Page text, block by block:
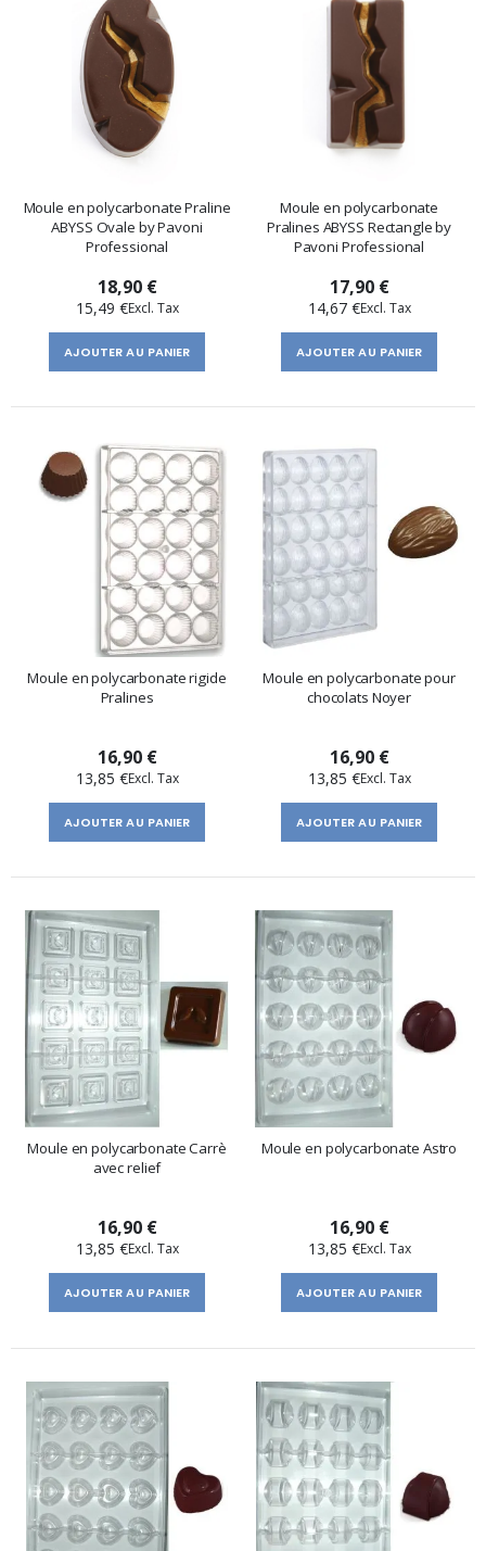
Moule en polycarbonate Praline
ABYSS Ovale by Pavoni
Professional
18,90 €
15,49 €
AJOUTER AU PANIER
Moule en polycarbonate
Pralines ABYSS Rectangle by
Pavoni Professional
17,90 €
14,67 €
AJOUTER AU PANIER
Moule en polycarbonate rigide
Pralines
16,90 €
13,85 €
AJOUTER AU PANIER
Moule en polycarbonate pour
chocolats Noyer
16,90 €
13,85 €
AJOUTER AU PANIER
Moule en polycarbonate Carrè
avec relief
16,90 €
13,85 €
AJOUTER AU PANIER
Moule en polycarbonate Astro
16,90 €
13,85 €
AJOUTER AU PANIER